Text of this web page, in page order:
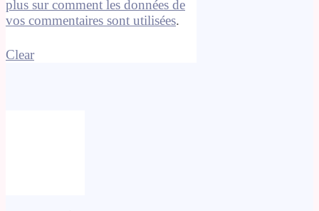
plus sur comment les données de
vos commentaires sont utilisées.
Clear